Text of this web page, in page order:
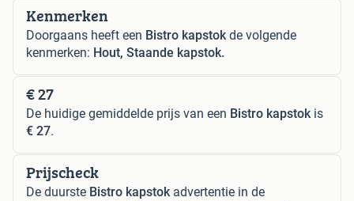
Kenmerken
Doorgaans heeft een Bistro kapstokde volgende
kenmerken: Hout, Staande kapstok.
€ 27
De huidige gemiddelde prijs van een Bistro kapstokis
€ 27.
Prijscheck
De duurste Bistro kapstokadvertentie in de